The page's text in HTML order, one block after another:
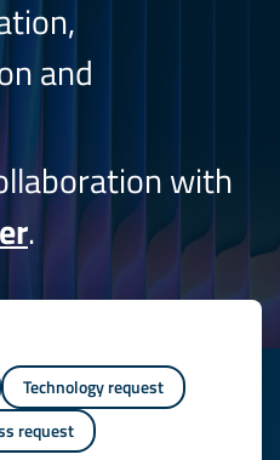
and
with
.
Technology request
request